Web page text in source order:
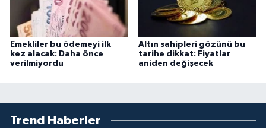
Emekliler bu ödemeyi ilk
kez alacak: Daha önce
verilmiyordu
Altın sahipleri gözünü bu
tarihe dikkat: Fiyatlar
aniden değişecek
Trend Haberler